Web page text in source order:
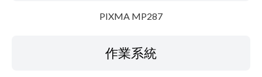
PIXMA MP287
作業系統